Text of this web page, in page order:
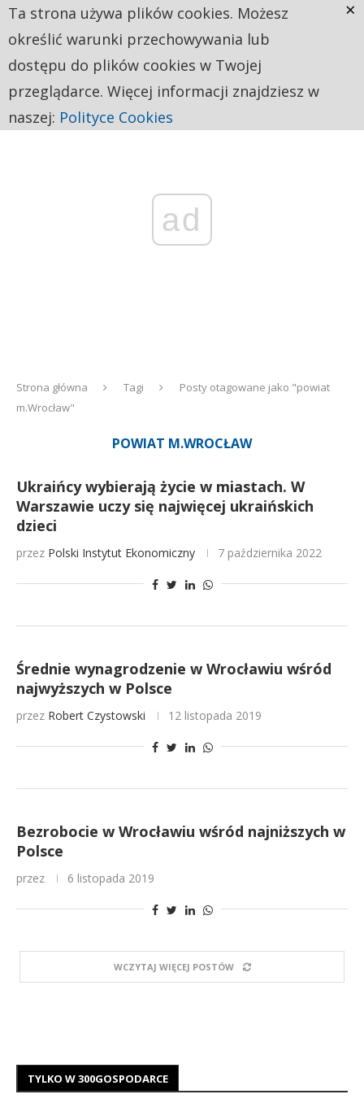
ad
Strona główna Tagi
Posty otagowane jako "powiat
m.Wrocław"
POWIAT M.WROCŁAW
Ukraińcy wybierają życie w miastach. W
Warszawie uczy się najwięcej ukraińskich
dzieci
przez Polski Instytut Ekonomiczny 7 października 2022
Średnie wynagrodzenie w Wrocławiu wśród
najwyższych w Polsce
przez Robert Czystowski 12 listopada 2019
Bezrobocie w Wrocławiu wśród najniższych w
Polsce
przez 6 listopada 2019
WCZYTAJ WIĘCEJ POSTÓW
TYLKO W 300GOSPODARCE
Ta strona używa plików cookies. Możesz
określić warunki przechowywania lub
dostępu do plików cookies w Twojej
przeglądarce. Więcej informacji znajdziesz w
naszej: Polityce Cookies
×